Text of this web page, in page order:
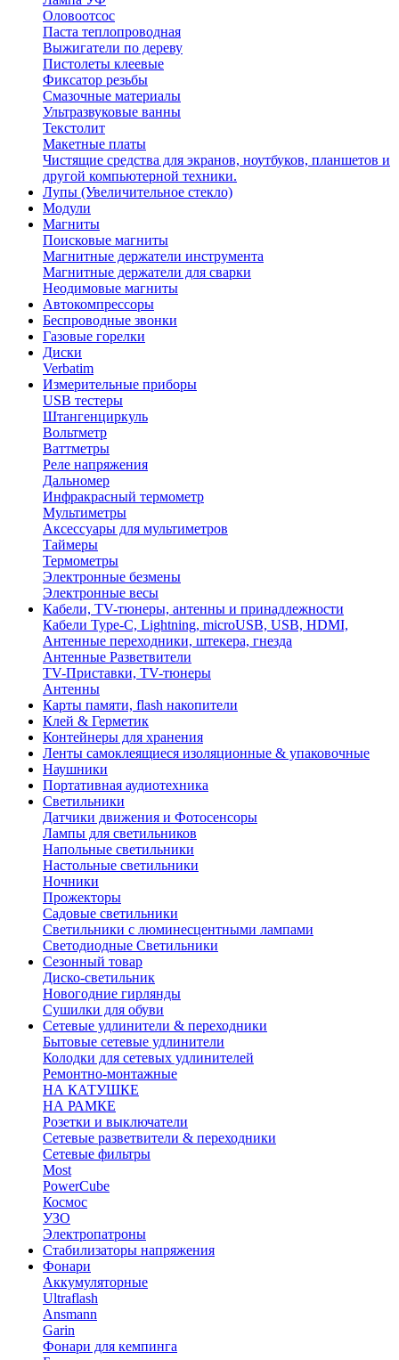
Оловоотсос
Паста теплопроводная
Выжигатели по дереву
Пистолеты клеевые
Фиксатор резьбы
Смазочные материалы
Ультразвуковые ванны
Текстолит
Макетные платы
Чистящие средства для экранов, ноутбуков, планшетов и
другой компьютерной техники.
Лупы (Увеличительное стекло)
Модули
Магниты
Поисковые магниты
Магнитные держатели инструмента
Магнитные держатели для сварки
Неодимовые магниты
Автокомпрессоры
Беспроводные звонки
Газовые горелки
Диски
Verbatim
Измерительные приборы
USB тестеры
Штангенциркуль
Вольтметр
Ваттметры
Реле напряжения
Дальномер
Инфракрасный термометр
Мультиметры
Аксессуары для мультиметров
Таймеры
Термометры
Электронные безмены
Электронные весы
Кабели, TV-тюнеры, антенны и принадлежности
Кабели Type-C, Lightning, microUSB, USB, HDMI,
Антенные переходники, штекера, гнезда
Антенные Разветвители
TV-Приставки, TV-тюнеры
Антенны
Карты памяти, flash накопители
Клей & Герметик
Контейнеры для хранения
Ленты самоклеящиеся изоляционные & упаковочные
Наушники
Портативная аудиотехника
Светильники
Датчики движения и Фотосенсоры
Лампы для светильников
Напольные светильники
Настольные светильники
Ночники
Прожекторы
Садовые светильники
Светильники с люминесцентными лампами
Светодиодные Светильники
Сезонный товар
Диско-светильник
Новогодние гирлянды
Сушилки для обуви
Сетевые удлинители & переходники
Бытовые сетевые удлинители
Колодки для сетевых удлинителей
Ремонтно-монтажные
НА КАТУШКЕ
НА РАМКЕ
Розетки и выключатели
Сетевые разветвители & переходники
Сетевые фильтры
Most
PowerCube
Космос
УЗО
Электропатроны
Стабилизаторы напряжения
Фонари
Аккумуляторные
Ultraflash
Ansmann
Garin
Фонари для кемпинга